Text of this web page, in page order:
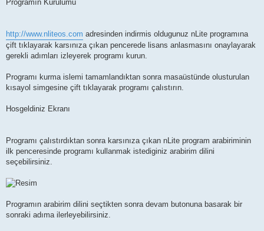
Programın Kurulumu
http://www.nliteos.com adresinden indirmis oldugunuz nLite programına
çift tıklayarak karsınıza çıkan pencerede lisans anlasmasını onaylayarak
gerekli adımları izleyerek programı kurun.
Programı kurma islemi tamamlandıktan sonra masaüstünde olusturulan
kısayol simgesine çift tıklayarak programı çalıstırın.
Hosgeldiniz Ekranı
Programı çalıstırdıktan sonra karsınıza çıkan nLite program arabiriminin
ilk penceresinde programı kullanmak istediginiz arabirim dilini
seçebilirsiniz.
Programın arabirim dilini seçtikten sonra devam butonuna basarak bir
sonraki adıma ilerleyebilirsiniz.